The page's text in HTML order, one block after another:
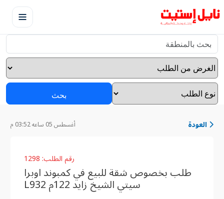
بحث
العودة أغسطس 05 ساعه 03:52 م
رقم الطلب: 1298
طلب بخصوص شقة للبيع في كمبوند اوبرا
سيتي الشيخ زايد 122م L932